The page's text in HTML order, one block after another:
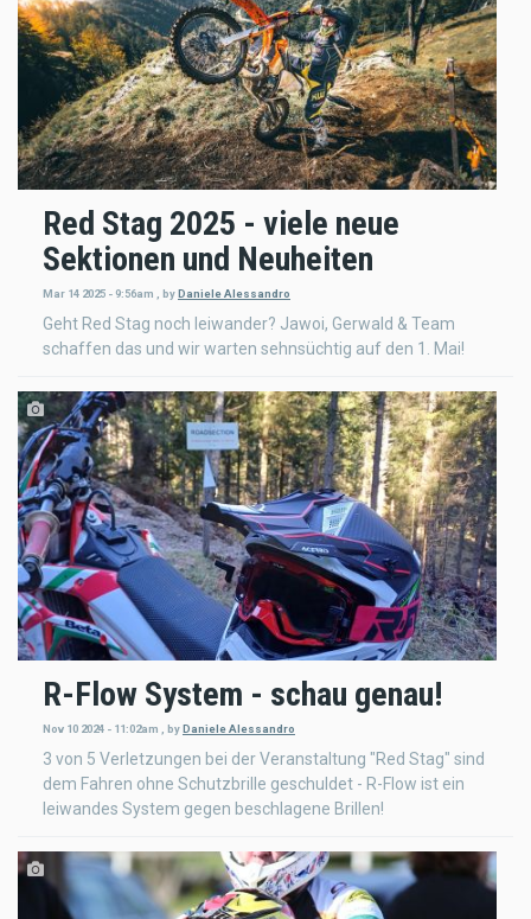
Red Stag 2025 - viele neue
Sektionen und Neuheiten
Mar 14 2025 - 9:56am , byDaniele Alessandro
Geht Red Stag noch leiwander? Jawoi, Gerwald & Team
schaffen das und wir warten sehnsüchtig auf den 1. Mai!
R-Flow System - schau genau!
Nov 10 2024 - 11:02am , byDaniele Alessandro
3 von 5 Verletzungen bei der Veranstaltung "Red Stag" sind
dem Fahren ohne Schutzbrille geschuldet - R-Flow ist ein
leiwandes System gegen beschlagene Brillen!